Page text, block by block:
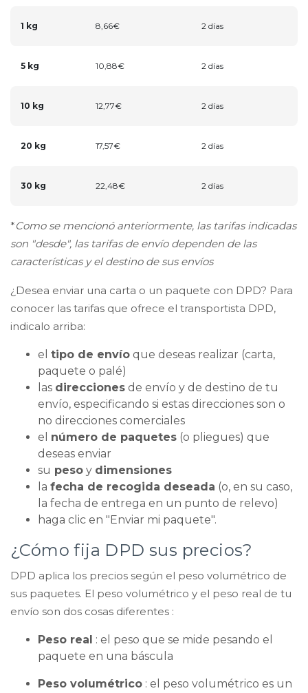
1 kg 8,66€ 2 días
5 kg 10,88€ 2 días
10 kg 12,77€ 2 días
20 kg 17,57€ 2 días
30 kg 22,48€ 2 días
*Como se mencionó anteriormente, las tarifas indicadas
son "desde", las tarifas de envío dependen de las
características y el destino de sus envíos
¿Desea enviar una carta o un paquete con DPD? Para
conocer las tarifas que ofrece el transportista DPD,
indicalo arriba:
el tipo de envío que deseas realizar (carta,
paquete o palé)
las direcciones de envío y de destino de tu
envío, especificando si estas direcciones son o
no direcciones comerciales
el número de paquetes (o pliegues) que
deseas enviar
su peso y dimensiones
la fecha de recogida deseada (o, en su caso,
la fecha de entrega en un punto de relevo)
haga clic en "Enviar mi paquete".
¿Cómo fija DPD sus precios?
DPD aplica los precios según el peso volumétrico de
sus paquetes. El peso volumétrico y el peso real de tu
envío son dos cosas diferentes :
Peso real : el peso que se mide pesando el
paquete en una báscula
Peso volumétrico : el peso volumétrico es un